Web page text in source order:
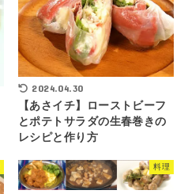
2024.04.30
【あさイチ】ローストビーフ
とポテトサラダの生春巻きの
レシピと作り方
料理